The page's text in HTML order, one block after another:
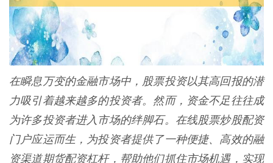
在瞬息万变的金融市场中，股票投资以其高回报的潜
力吸引着越来越多的投资者。然而，资金不足往往成
为许多投资者进入市场的绊脚石。在线股票炒股配资
门户应运而生，为投资者提供了一种便捷、高效的融
资渠道期货配资杠杆，帮助他们抓住市场机遇，实现